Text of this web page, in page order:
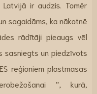
ir audzis. Tomēr
sagaidāms, ka nākotnē
rādītāji pieaugs vēl
sasniegts un piedzīvots
reģioniem plastmasas
”, kurā,